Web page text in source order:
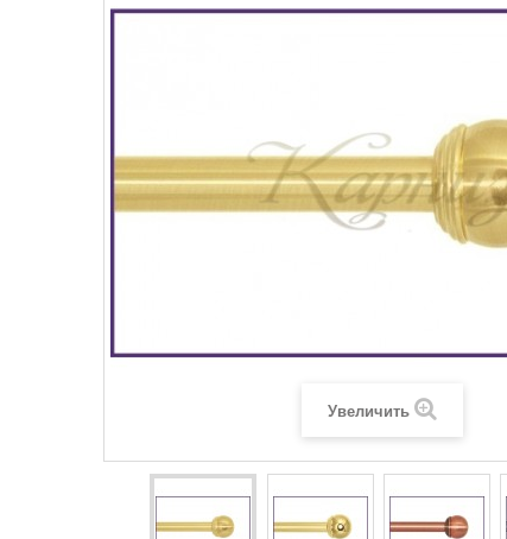
Увеличить